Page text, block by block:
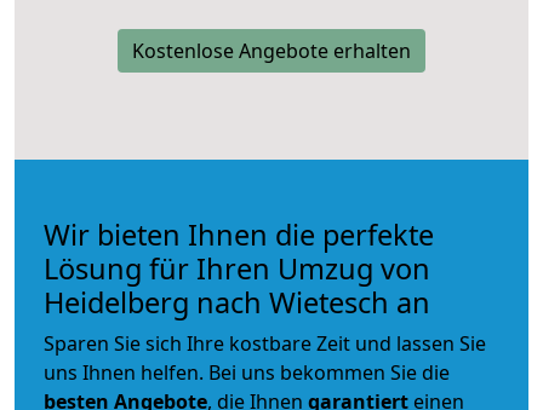
Kostenlose Angebote erhalten
Wir bieten Ihnen die perfekte
Lösung für Ihren Umzug von
Heidelberg nach Wietesch an
Sparen Sie sich Ihre kostbare Zeit und lassen Sie
uns Ihnen helfen. Bei uns bekommen Sie die
besten Angebote, die Ihnen garantiert einen